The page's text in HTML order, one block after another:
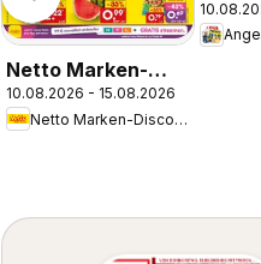
Netto Marken-
Discount Prospekt
Wuppertal
10.08.2026 - 15.08.2026
Netto Marken-Discount